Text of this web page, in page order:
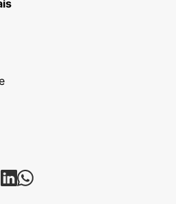
TiktokLinkedin
Whatsapp